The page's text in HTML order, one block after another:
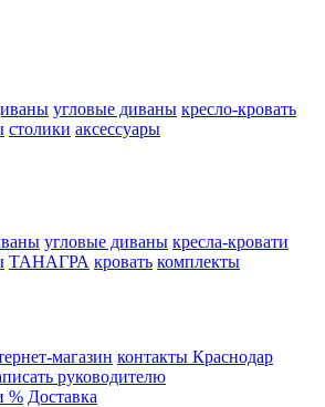
угловые диваны кресло-кровать
столики аксессуары
угловые диваны кресла-кровати
ТАНАГРА кровать комплекты
магазин контакты Краснодар
руководителю
% Доставка